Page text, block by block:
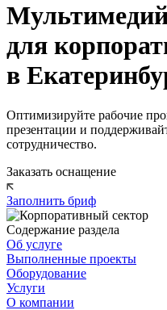
для
в
Оптимизируйте рабочие
презентации и
сотрудничество.
Заказать оснащение
Заполнить бриф
Содержание раздела
Об услуге
Выполненные проекты
Оборудование
Услуги
О компании